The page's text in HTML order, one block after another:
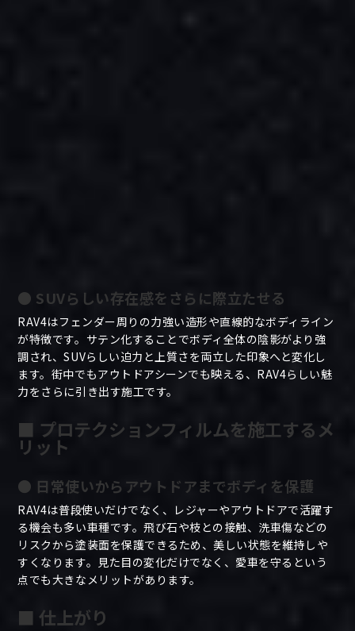
● SUVらしい存在感をさらに際立たせる
RAV4はフェンダー周りの力強い造形や直線的なボディライン
が特徴です。サテン化することでボディ全体の陰影がより強
調され、SUVらしい迫力と上質さを両立した印象へと変化し
ます。街中でもアウトドアシーンでも映える、RAV4らしい魅
力をさらに引き出す施工です。
■ プロテクションフィルムを施工するメ
リット
● 日常使いからアウトドアまでボディを保護
RAV4は普段使いだけでなく、レジャーやアウトドアで活躍す
る機会も多い車種です。飛び石や枝との接触、洗車傷などの
リスクから塗装面を保護できるため、美しい状態を維持しや
すくなります。見た目の変化だけでなく、愛車を守るという
点でも大きなメリットがあります。
■ 仕上がり